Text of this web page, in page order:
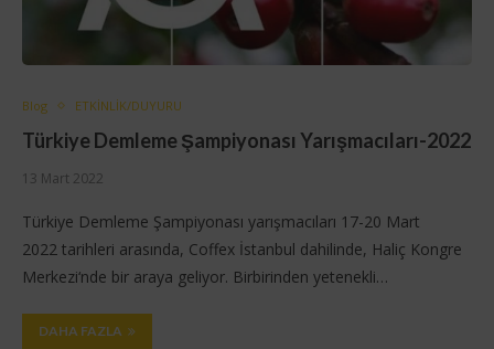
Blog ETKİNLİK/DUYURU
Türkiye Demleme Şampiyonası Yarışmacıları-2022
13 Mart 2022
Türkiye Demleme Şampiyonası yarışmacıları 17-20 Mart
2022 tarihleri arasında, Coffex İstanbul dahilinde, Haliç Kongre
Merkezi‘nde bir araya geliyor. Birbirinden yetenekli…
DAHA FAZLA